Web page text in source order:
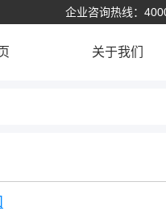
企业咨询热线：
关于我们